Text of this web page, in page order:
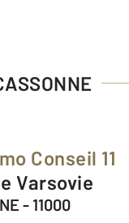
Conseil 11
Varsovie
- 11000